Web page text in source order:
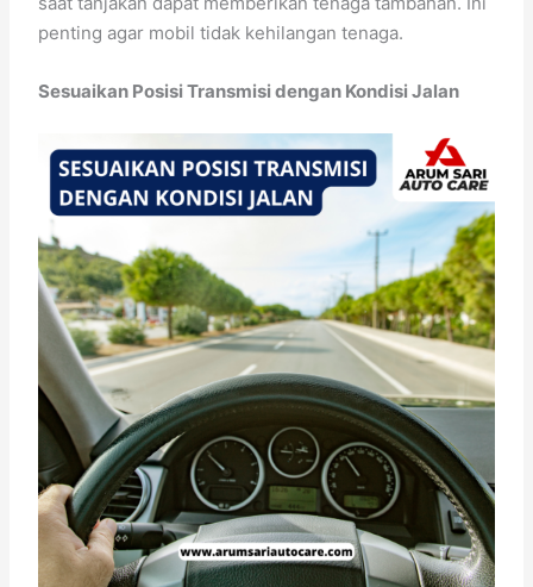
penting agar mobil tidak kehilangan tenaga.
Sesuaikan Posisi Transmisi dengan Kondisi Jalan